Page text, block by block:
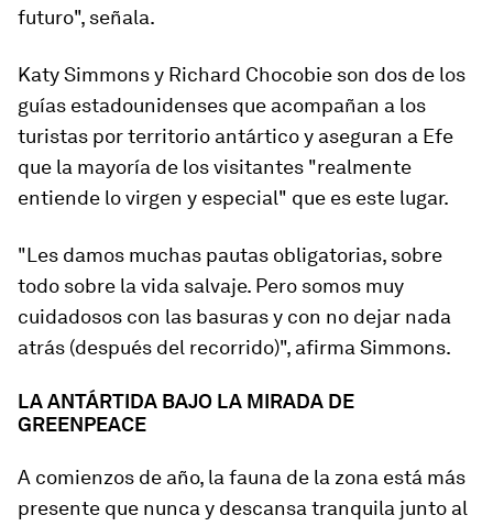
futuro", señala.
Katy Simmons y Richard Chocobie son dos de los
guías estadounidenses que acompañan a los
turistas por territorio antártico y aseguran a Efe
que la mayoría de los visitantes "realmente
entiende lo virgen y especial" que es este lugar.
"Les damos muchas pautas obligatorias, sobre
todo sobre la vida salvaje. Pero somos muy
cuidadosos con las basuras y con no dejar nada
atrás (después del recorrido)", afirma Simmons.
LA ANTÁRTIDA BAJO LA MIRADA DE
GREENPEACE
A comienzos de año, la fauna de la zona está más
presente que nunca y descansa tranquila junto al